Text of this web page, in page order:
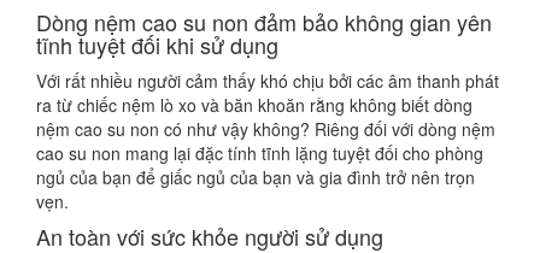
Dòng nệm cao su non đảm bảo không gian yên
tĩnh tuyệt đối khi sử dụng
Với rất nhiều người cảm thấy khó chịu bởi các âm thanh phát
ra từ chiếc nệm lò xo và băn khoăn rằng không biết dòng
nệm cao su non có như vậy không? Riêng đối với dòng nệm
cao su non mang lại đặc tính tĩnh lặng tuyệt đối cho phòng
ngủ của bạn để giấc ngủ của bạn và gia đình trở nên trọn
vẹn.
An toàn với sức khỏe người sử dụng